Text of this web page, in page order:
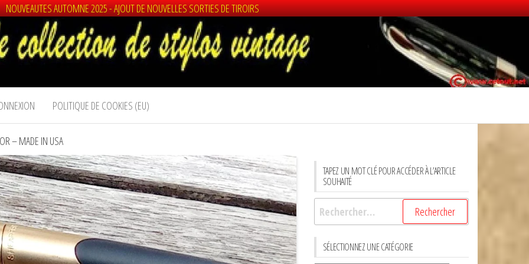
NOUVEAUTES AUTOMNE 2025 - AJOUT DE NOUVELLES SORTIES DE TIROIRS
POLITIQUE DE COOKIES (EU)
– MADE IN USA
TAPEZ UN MOT CLÉ POUR ACCÉDER À L’ARTICLE
SOUHAITÉ
Rechercher :
SÉLECTIONNEZ UNE CATÉGORIE